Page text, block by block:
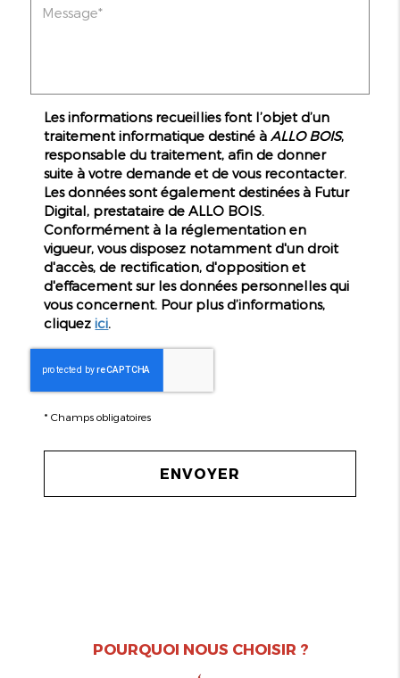
Les informations recueillies font l’objet d’un
traitement informatique destiné à ALLO BOIS,
responsable du traitement, afin de donner
suite à votre demande et de vous recontacter.
Les données sont également destinées à Futur
Digital, prestataire de ALLO BOIS.
Conformément à la réglementation en
vigueur, vous disposez notamment d'un droit
d'accès, de rectification, d'opposition et
d'effacement sur les données personnelles qui
vous concernent. Pour plus d’informations,
cliquezici
*Champs obligatoires
POURQUOI NOUS CHOISIR ?